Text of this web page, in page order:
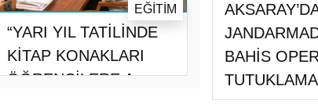
“YARI YIL TATİLİNDE
KİTAP KONAKLARI
ÖĞRENCİLERE A..
EĞITIM
BAHİS
TUTUKLAMA